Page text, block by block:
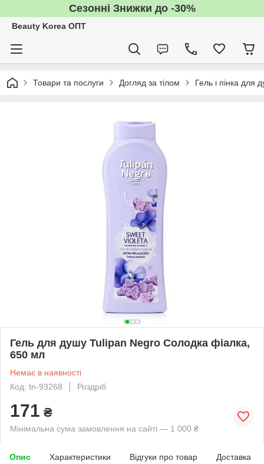
Сезонні Знижки до -30%
Beauty Korea ОПТ
Товари та послуги Догляд за тілом Гель і пінка для
Гель для душу Tulipan Negro Солодка фіалка,
650 мл
Немає в наявності
Код: tn-93268
Роздріб
171 ₴
Мінімальна сума замовлення на сайті — 1 000 ₴
Опис Характеристики Відгуки про товар Доставка